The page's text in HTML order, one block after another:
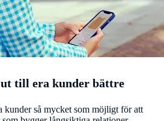
ut till era kunder bättre
kunder så mycket som möjligt för att